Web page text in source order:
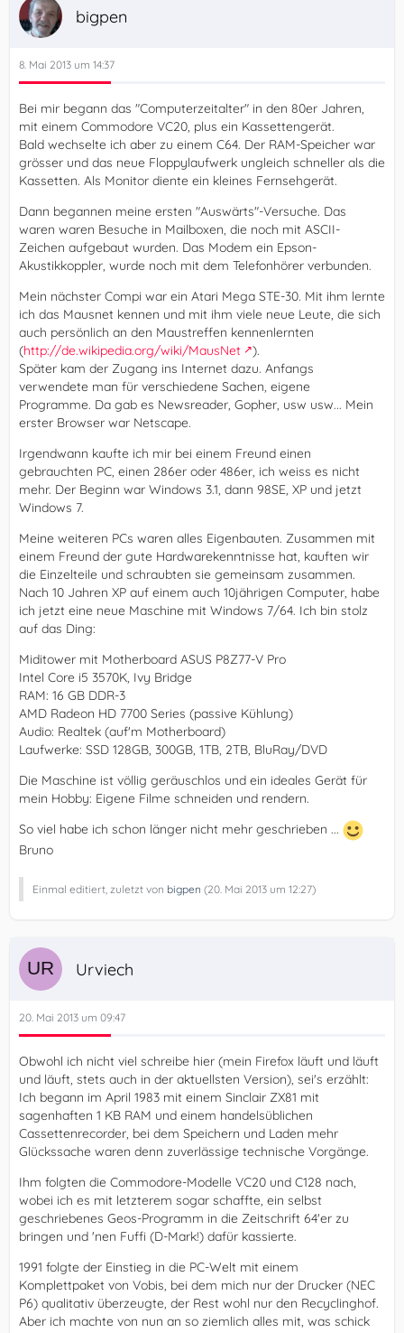
bigpen
8. Mai 2013 um 14:37
Bei mir begann das "Computerzeitalter" in den 80er Jahren,
mit einem Commodore VC20, plus ein Kassettengerät.
Bald wechselte ich aber zu einem C64. Der RAM-Speicher war
grösser und das neue Floppylaufwerk ungleich schneller als die
Kassetten. Als Monitor diente ein kleines Fernsehgerät.
Dann begannen meine ersten "Auswärts"-Versuche. Das
waren waren Besuche in Mailboxen, die noch mit ASCII-
Zeichen aufgebaut wurden. Das Modem ein Epson-
Akustikkoppler, wurde noch mit dem Telefonhörer verbunden.
Mein nächster Compi war ein Atari Mega STE-30. Mit ihm lernte
ich das Mausnet kennen und mit ihm viele neue Leute, die sich
auch persönlich an den Maustreffen kennenlernten
(http://de.wikipedia.org/wiki/MausNet
).
Später kam der Zugang ins Internet dazu. Anfangs
verwendete man für verschiedene Sachen, eigene
Programme. Da gab es Newsreader, Gopher, usw usw... Mein
erster Browser war Netscape.
Irgendwann kaufte ich mir bei einem Freund einen
gebrauchten PC, einen 286er oder 486er, ich weiss es nicht
mehr. Der Beginn war Windows 3.1, dann 98SE, XP und jetzt
Windows 7.
Meine weiteren PCs waren alles Eigenbauten. Zusammen mit
einem Freund der gute Hardwarekenntnisse hat, kauften wir
die Einzelteile und schraubten sie gemeinsam zusammen.
Nach 10 Jahren XP auf einem auch 10jährigen Computer, habe
ich jetzt eine neue Maschine mit Windows 7/64. Ich bin stolz
auf das Ding:
Miditower mit Motherboard ASUS P8Z77-V Pro
Intel Core i5 3570K, Ivy Bridge
RAM: 16 GB DDR-3
AMD Radeon HD 7700 Series (passive Kühlung)
Audio: Realtek (auf'm Motherboard)
Laufwerke: SSD 128GB, 300GB, 1TB, 2TB, BluRay/DVD
Die Maschine ist völlig geräuschlos und ein ideales Gerät für
mein Hobby: Eigene Filme schneiden und rendern.
So viel habe ich schon länger nicht mehr geschrieben ...
Bruno
Einmal editiert, zuletzt von bigpen (20. Mai 2013 um 12:27)
Urviech
20. Mai 2013 um 09:47
Obwohl ich nicht viel schreibe hier (mein Firefox läuft und läuft
und läuft, stets auch in der aktuellsten Version), sei's erzählt:
Ich begann im April 1983 mit einem Sinclair ZX81 mit
sagenhaften 1 KB RAM und einem handelsüblichen
Cassettenrecorder, bei dem Speichern und Laden mehr
Glückssache waren denn zuverlässige technische Vorgänge.
Ihm folgten die Commodore-Modelle VC20 und C128 nach,
wobei ich es mit letzterem sogar schaffte, ein selbst
geschriebenes Geos-Programm in die Zeitschrift 64'er zu
bringen und 'nen Fuffi (D-Mark!) dafür kassierte.
1991 folgte der Einstieg in die PC-Welt mit einem
Komplettpaket von Vobis, bei dem mich nur der Drucker (NEC
P6) qualitativ überzeugte, der Rest wohl nur den Recyclinghof.
Aber ich machte von nun an so ziemlich alles mit, was schick